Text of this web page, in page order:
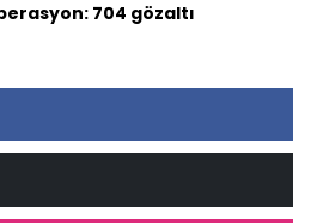
704 gözaltı